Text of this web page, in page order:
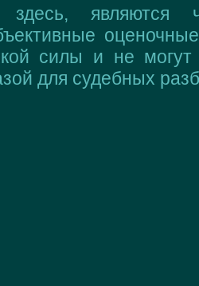
здесь, являются
силы и не могут
для судебных